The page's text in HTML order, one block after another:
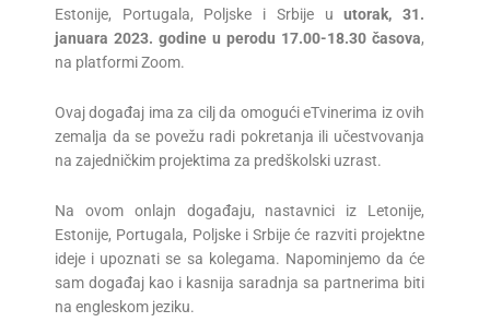
Estonije, Portugala, Poljske i Srbije uutorak, 31.
januara 2023. godine u perodu 17.00-18.30 časova,
na platformi Zoom.
Ovaj događaj ima za cilj da omogući eTvinerima iz ovih
zemalja da se povežu radi pokretanja ili učestvovanja
na zajedničkim projektima za predškolski uzrast.
Na ovom onlajn događaju, nastavnici iz Letonije,
Estonije, Portugala, Poljske i Srbije će razviti projektne
ideje i upoznati se sa kolegama. Napominjemo da će
sam događaj kao i kasnija saradnja sa partnerima biti
na engleskom jeziku.